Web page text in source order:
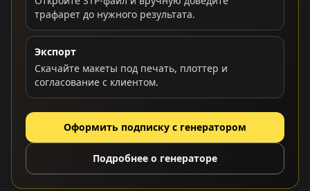
трафарет до нужного результата.
Экспорт
Скачайте макеты под печать, плоттер и
согласование с клиентом.
Оформить подписку с генератором
Подробнее о генераторе